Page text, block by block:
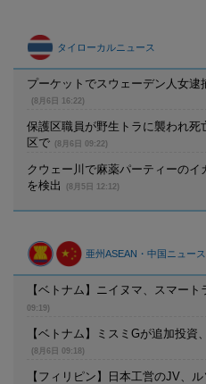
タイローカルニュース
プーケットでスウェーデン人女
(8月6日 16:22)
保護区職員が野生トラに襲われ
区で
(8月6日 09:22)
クウェー川で麻薬パーティーの
を検出
(8月5日 12:12)
亜州ASEAN・中国ニュース
【ベトナム】ニイヌマ、スマー
09:19)
【ベトナム】ミスミGが追加投
(8月6日 09:18)
【フィリピン】日本工営のJV、